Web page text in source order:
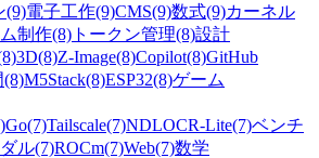
(9)電子工作(9)CMS(9)数式(9)カーネル
制作(8) トークン管理(8)設計
3D(8)Z-Image(8)Copilot(8)GitHub
(8)M5Stack(8)ESP32(8)ゲーム
Go(7)Tailscale(7)NDLOCR-Lite(7)ベンチ
ル(7)ROCm(7)Web(7)数学